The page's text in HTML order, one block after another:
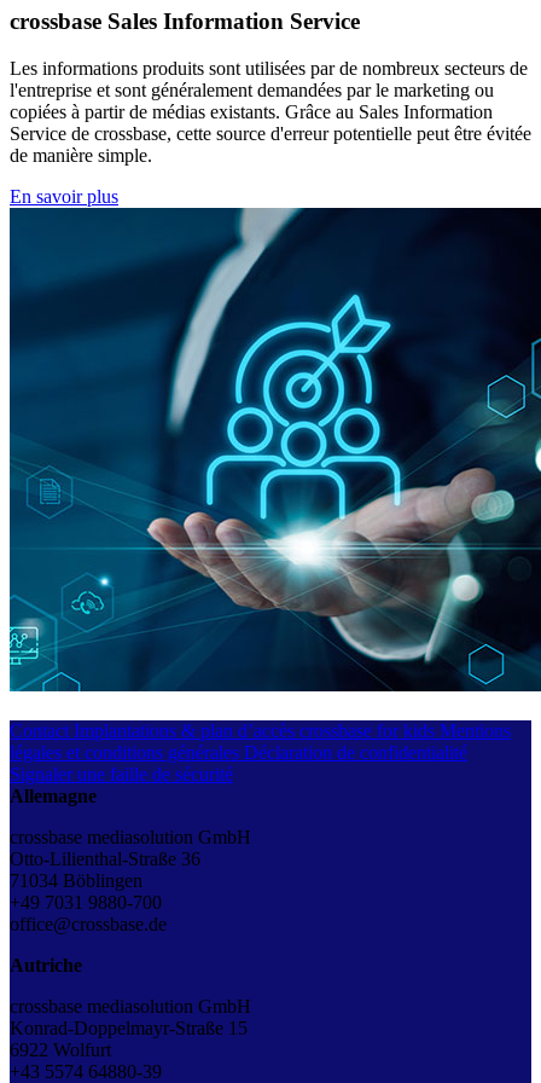
crossbase Sales Information Service
Les informations produits sont utilisées par de nombreux secteurs de
l'entreprise et sont généralement demandées par le marketing ou
copiées à partir de médias existants. Grâce au Sales Information
Service de crossbase, cette source d'erreur potentielle peut être évitée
de manière simple.
En savoir plus
Contact Implantations & plan d’accès crossbase for kids Mentions
légales et conditions générales Déclaration de confidentialité
Signaler une faille de sécurité
Allemagne
crossbase mediasolution GmbH
Otto-Lilienthal-Straße 36
71034 Böblingen
+49 7031 9880-700
office@crossbase.de
Autriche
crossbase mediasolution GmbH
Konrad-Doppelmayr-Straße 15
6922 Wolfurt
+43 5574 64880-39